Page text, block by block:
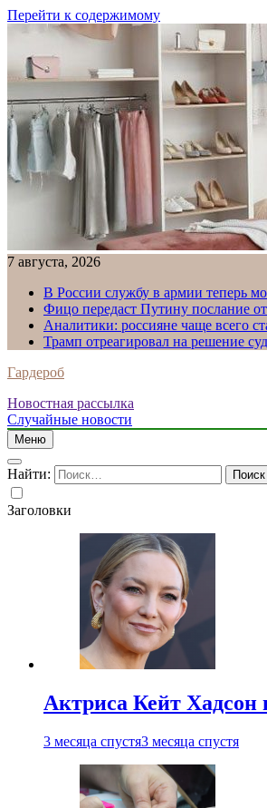
Перейти к содержимому
7 августа, 2026
В России службу в армии теперь
Фицо передаст Путину послание от
Аналитики: россияне чаще всего
Трамп отреагировал на решение
Гардероб
Новостная рассылка
Случайные новости
Меню
Найти:
Заголовки
Актриса Кейт Хадсон
3 месяца спустя3 месяца спустя